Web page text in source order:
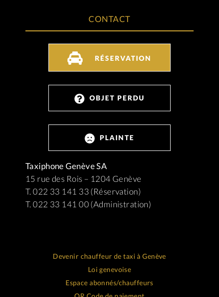
CONTACT
RÉSERVATION
OBJET PERDU
PLAINTE
Taxiphone Genève SA
15 rue des Rois – 1204 Genève
T. 022 33 141 33 (Réservation)
T. 022 33 141 00 (Administration)
Devenir chauffeur de taxi à Genève
Loi genevoise
Espace abonnés/chauffeurs